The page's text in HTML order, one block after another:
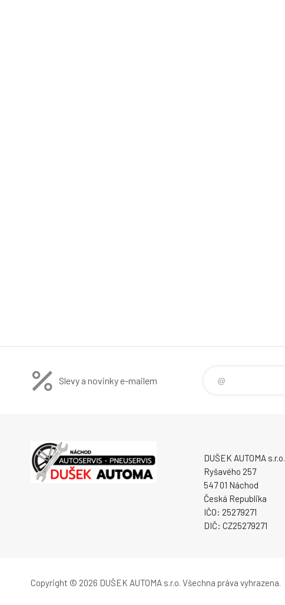
Slevy a novinky e-mailem
DUŠEK AUTOMA s.r.o.
Ryšavého 257
547 01 Náchod
Česká Republika
IČO: 25279271
DIČ: CZ25279271
Copyright © 2026 DUŠEK AUTOMA s.r.o. Všechna práva vyhrazena.